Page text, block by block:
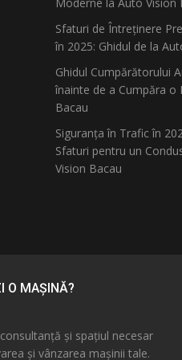
Sfaturi de Întreținere
în 2025: Ghidul de la
Ghidul Cumpărătorului
înainte de a Cumpăra o
Bacau
Siguranța în Trafic în
Sfaturi pentru un
Vision Bacau
O MAȘINĂ?
și spațiul necesar
și vânzarea mașinii tale.